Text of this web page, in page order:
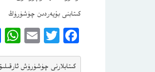
كىتابنى بۇيەردىن چۈشۈرۈڭ
Facebook
Twitter
كىتابلارنى چۈشۈرۈش